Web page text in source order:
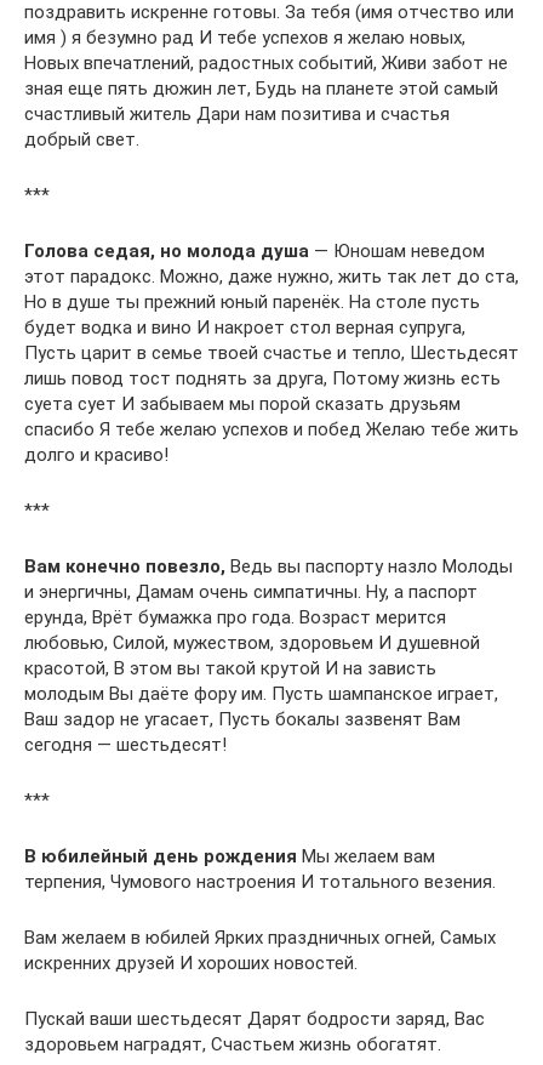
поздравить искренне готовы. За тебя (имя отчество или
имя ) я безумно рад И тебе успехов я желаю новых,
Новых впечатлений, радостных событий, Живи забот не
зная еще пять дюжин лет, Будь на планете этой самый
счастливый житель Дари нам позитива и счастья
добрый свет.
***
Голова седая, но молода душа — Юношам неведом
этот парадокс. Можно, даже нужно, жить так лет до ста,
Но в душе ты прежний юный паренёк. На столе пусть
будет водка и вино И накроет стол верная супруга,
Пусть царит в семье твоей счастье и тепло, Шестьдесят
лишь повод тост поднять за друга, Потому жизнь есть
суета сует И забываем мы порой сказать друзьям
спасибо Я тебе желаю успехов и побед Желаю тебе жить
долго и красиво!
***
Вам конечно повезло, Ведь вы паспорту назло Молоды
и энергичны, Дамам очень симпатичны. Ну, а паспорт
ерунда, Врёт бумажка про года. Возраст мерится
любовью, Силой, мужеством, здоровьем И душевной
красотой, В этом вы такой крутой И на зависть
молодым Вы даёте фору им. Пусть шампанское играет,
Ваш задор не угасает, Пусть бокалы зазвенят Вам
сегодня — шестьдесят!
***
В юбилейный день рождения Мы желаем вам
терпения, Чумового настроения И тотального везения.
Вам желаем в юбилей Ярких праздничных огней, Самых
искренних друзей И хороших новостей.
Пускай ваши шестьдесят Дарят бодрости заряд, Вас
здоровьем наградят, Счастьем жизнь обогатят.